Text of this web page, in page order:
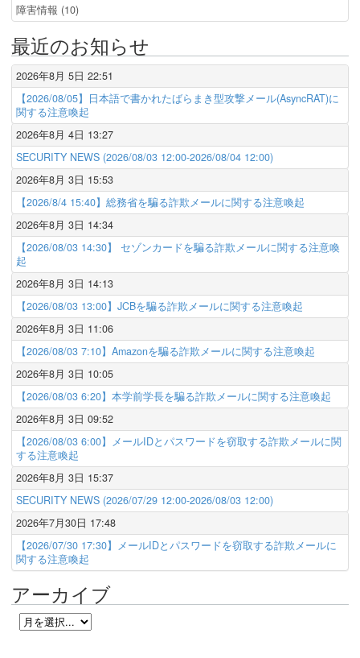
障害情報 (10)
最近のお知らせ
2026年8月 5日 22:51
【2026/08/05】日本語で書かれたばらまき型攻撃メール(AsyncRAT)に
関する注意喚起
2026年8月 4日 13:27
SECURITY NEWS (2026/08/03 12:00-2026/08/04 12:00)
2026年8月 3日 15:53
【2026/8/4 15:40】総務省を騙る詐欺メールに関する注意喚起
2026年8月 3日 14:34
【2026/08/03 14:30】 セゾンカードを騙る詐欺メールに関する注意喚
起
2026年8月 3日 14:13
【2026/08/03 13:00】JCBを騙る詐欺メールに関する注意喚起
2026年8月 3日 11:06
【2026/08/03 7:10】Amazonを騙る詐欺メールに関する注意喚起
2026年8月 3日 10:05
【2026/08/03 6:20】本学前学長を騙る詐欺メールに関する注意喚起
2026年8月 3日 09:52
【2026/08/03 6:00】メールIDとパスワードを窃取する詐欺メールに関
する注意喚起
2026年8月 3日 15:37
SECURITY NEWS (2026/07/29 12:00-2026/08/03 12:00)
2026年7月30日 17:48
【2026/07/30 17:30】メールIDとパスワードを窃取する詐欺メールに
関する注意喚起
アーカイブ